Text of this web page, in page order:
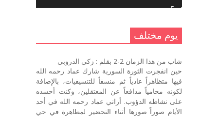
يوم مختلف 5 ..
يوم مختلف …
يوم مختلف 3
يوم مختلف
شاب من هذا الزمان 2-2 بقلم : زكي الدروبي
حين انفجرت الثورة السورية شارك عماد رحمه الله
فيها متظاهراً عادياً ثم منسقاً للتنسيقيات، بالإضافة
لكونه محامياً مدافعاً عن المعتقلين، وكنت أحسده
على نشاطه الدؤوب. أراني عماد رحمه الله في أحد
الأيام صوراً صورها أثناء التحضير لمظاهرة في حي